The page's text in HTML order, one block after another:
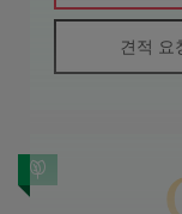
견적 요